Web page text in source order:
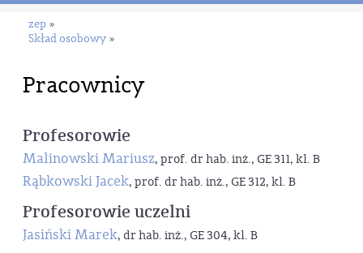
zep »
Skład osobowy »
Pracownicy
Profesorowie
Malinowski Mariusz, prof. dr hab. inż., GE 311, kl. B
Rąbkowski Jacek, prof. dr hab. inż., GE 312, kl. B
Profesorowie uczelni
Jasiński Marek, dr hab. inż., GE 304, kl. B